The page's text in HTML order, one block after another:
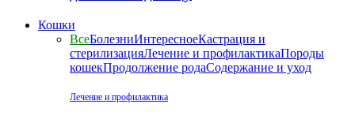
Кошки
ВсеБолезниИнтересноеКастрация и
стерилизацияЛечение и профилактикаПороды
кошекПродолжение родаСодержание и уход
Лечение и профилактика